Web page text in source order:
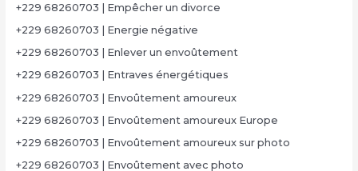
+229 68260703 | Empêcher un divorce
+229 68260703 | Energie négative
+229 68260703 | Enlever un envoûtement
+229 68260703 | Entraves énergétiques
+229 68260703 | Envoûtement amoureux
+229 68260703 | Envoûtement amoureux Europe
+229 68260703 | Envoûtement amoureux sur photo
+229 68260703 | Envoûtement avec photo